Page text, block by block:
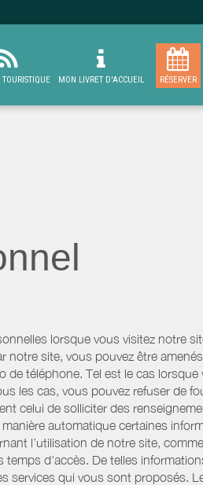
MON LIVRET D'ACCUEIL RÉSERVER
lorsque vous visitez notre
notre site, vous pouvez être
téléphone. Tel est le cas lorsque
les cas, vous pouvez refuser de
celui de solliciter des
automatique certaines
l’utilisation de notre site,
temps d'accès. De telles
services qui vous sont proposés.